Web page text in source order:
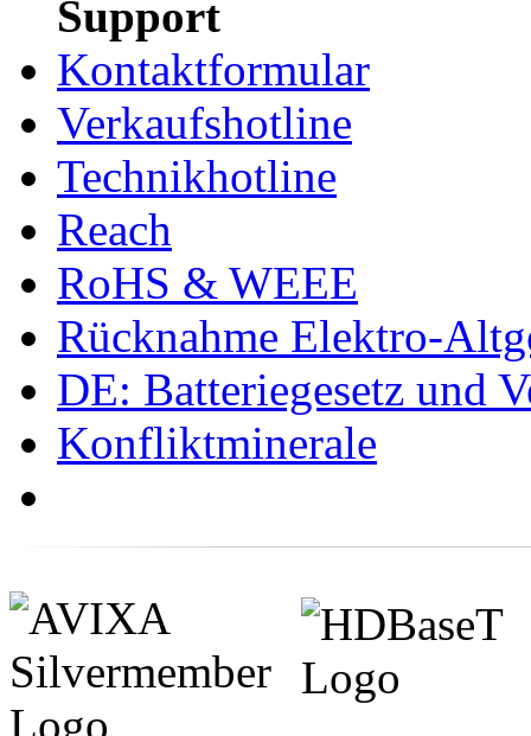
Support
Kontaktformular
Verkaufshotline
Technikhotline
Reach
RoHS & WEEE
Rücknahme Elektro-
DE: Batteriegesetz und
Konfliktminerale